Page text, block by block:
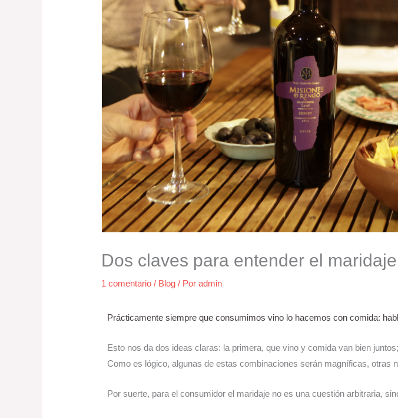
Dos claves para entender el maridaje
1 comentario / Blog / Poradmin
Prácticamente siempre que consumimos vino lo hacemos con comida:
Esto nos da dos ideas claras: la primera, que vino y comida van bien
Como es lógico, algunas de estas combinaciones serán magníficas, otras
Por suerte, para el consumidor el maridaje no es una cuestión arbitraria,